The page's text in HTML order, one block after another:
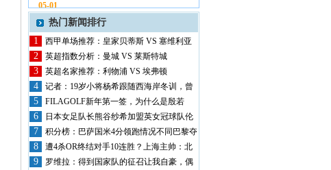
05-01
19:00
河南队 VS 武汉三镇
05-01
19:35
山东泰山 VS 青岛海牛
德甲赛程
05-03
02:30
海登海姆 VS 波鸿
05-03
21:30
柏林联合 VS 云达不莱梅
05-03
21:30
圣保利 VS 斯图加特
05-03
RB莱比锡 VS 拜仁慕尼黑
热门新闻排行
1
西甲单场推荐：皇家贝蒂斯 VS 塞维利亚
2 英超指数分析：曼城 VS 莱斯特城
3 英超名家推荐：利物浦 VS 埃弗顿
4
记者：19岁小将杨希跟随西海岸冬训，曾
长期...
5
FILAGOLF新年第一签，为什么是殷若
宁？
6
日本女足队长熊谷纱希加盟英女冠球队伦
敦城雌...
7
积分榜：巴萨国米4分领跑情况不同巴黎夺
冠枪...
8
遭4杀OR终结对手10连胜？上海主帅：北
京...
9
罗维拉：得到国家队的征召让我自豪，偶